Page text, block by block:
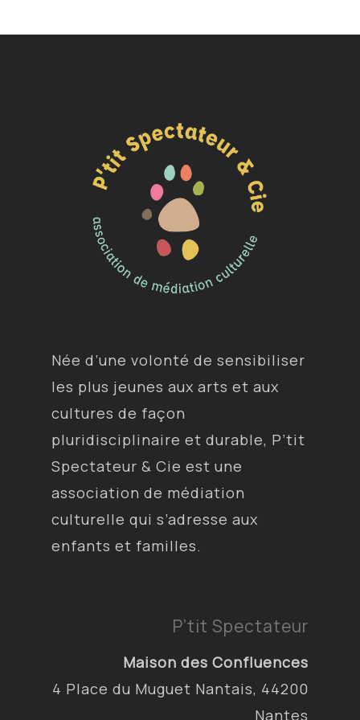
Née d’une volonté de sensibiliser
les plus jeunes aux arts et aux
cultures de façon
pluridisciplinaire et durable, P’tit
Spectateur & Cie est une
association de médiation
culturelle qui s’adresse aux
enfants et familles.
P’tit Spectateur
Maison des Confluences
4 Place du Muguet Nantais, 44200
Nantes